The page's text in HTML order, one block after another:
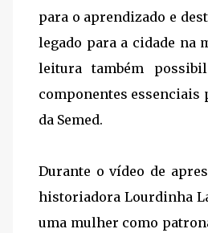
para o aprendizado e
legado para a cidade na
leitura também
componentes essenciais
da Semed.
Durante o vídeo de
historiadora Lourdinha
uma mulher como